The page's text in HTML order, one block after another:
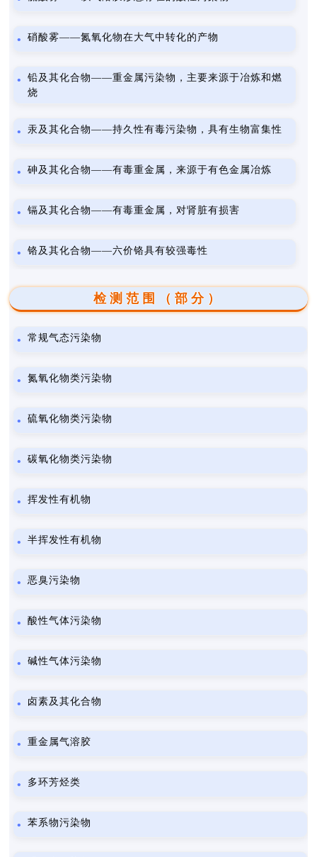
硝酸雾——氮氧化物在大气中转化的产物
铅及其化合物——重金属污染物，主要来源于冶炼和燃
烧
汞及其化合物——持久性有毒污染物，具有生物富集性
砷及其化合物——有毒重金属，来源于有色金属冶炼
镉及其化合物——有毒重金属，对肾脏有损害
铬及其化合物——六价铬具有较强毒性
检测范围（部分）
常规气态污染物
氮氧化物类污染物
硫氧化物类污染物
碳氧化物类污染物
挥发性有机物
半挥发性有机物
恶臭污染物
酸性气体污染物
碱性气体污染物
卤素及其化合物
重金属气溶胶
多环芳烃类
苯系物污染物